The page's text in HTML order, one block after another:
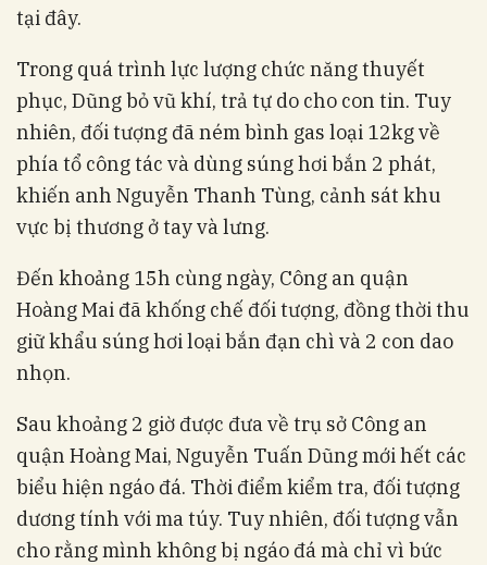
tại đây.
Trong quá trình lực lượng chức năng thuyết
phục, Dũng bỏ vũ khí, trả tự do cho con tin. Tuy
nhiên, đối tượng đã ném bình gas loại 12kg về
phía tổ công tác và dùng súng hơi bắn 2 phát,
khiến anh Nguyễn Thanh Tùng, cảnh sát khu
vực bị thương ở tay và lưng.
Đến khoảng 15h cùng ngày, Công an quận
Hoàng Mai đã khống chế đối tượng, đồng thời thu
giữ khẩu súng hơi loại bắn đạn chì và 2 con dao
nhọn.
Sau khoảng 2 giờ được đưa về trụ sở Công an
quận Hoàng Mai, Nguyễn Tuấn Dũng mới hết các
biểu hiện ngáo đá. Thời điểm kiểm tra, đối tượng
dương tính với ma túy. Tuy nhiên, đối tượng vẫn
cho rằng mình không bị ngáo đá mà chỉ vì bức